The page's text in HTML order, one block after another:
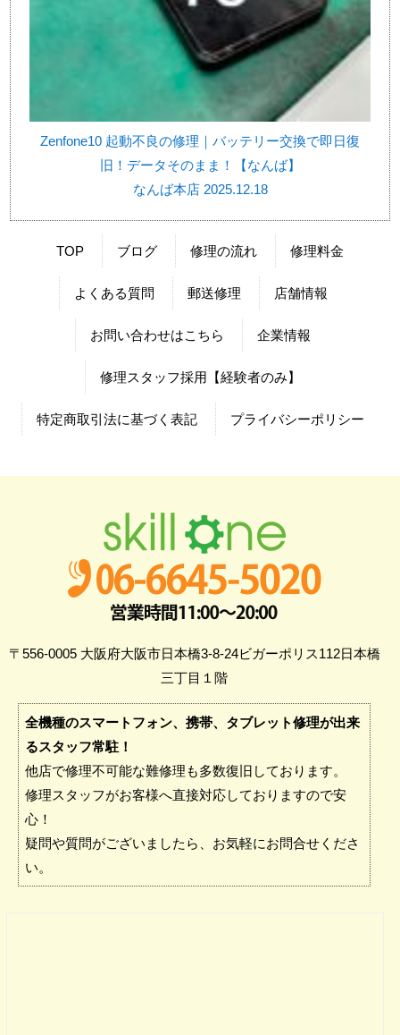
Zenfone10 起動不良の修理｜バッテリー交換で即日復
旧！データそのまま！【なんば】
なんば本店 2025.12.18
TOP ブログ 修理の流れ 修理料金
よくある質問 郵送修理 店舗情報
お問い合わせはこちら 企業情報
修理スタッフ採用【経験者のみ】
特定商取引法に基づく表記 プライバシーポリシー
〒556-0005 大阪府大阪市日本橋3-8-24ビガーポリス112日本橋
三丁目１階
全機種のスマートフォン、携帯、タブレット修理が出来
るスタッフ常駐！
他店で修理不可能な難修理も多数復旧しております。
修理スタッフがお客様へ直接対応しておりますので安
心！
疑問や質問がございましたら、お気軽にお問合せくださ
い。